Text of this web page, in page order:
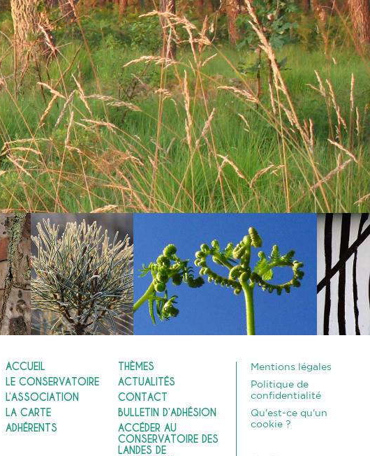
ACCUEIL
LE CONSERVATOIRE
L’ASSOCIATION
LA CARTE
ADHÉRENTS
THÈMES
ACTUALITÉS
CONTACT
BULLETIN D’ADHÉSION
ACCÉDER AU
CONSERVATOIRE DES
LANDES DE
Mentions légales
Politique de
confidentialité
Qu'est-ce qu'un
cookie ?